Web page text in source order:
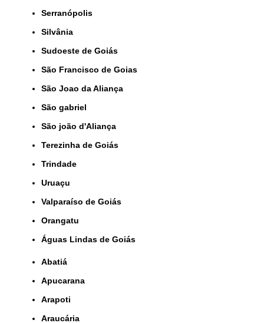
Serranópolis
Silvânia
Sudoeste de Goiás
São Francisco de Goias
São Joao da Aliança
São gabriel
São joão d'Aliança
Terezinha de Goiás
Trindade
Uruaçu
Valparaíso de Goiás
orangatu
Águas Lindas de Goiás
Abatiá
Apucarana
Arapoti
Araucária